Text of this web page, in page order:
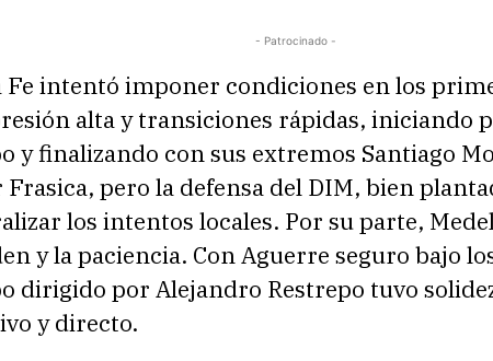
- Patrocinado -
Fe intentó imponer condiciones en los
alta y transiciones rápidas, iniciando
y finalizando con sus extremos Santiago
Frasica, pero la defensa del DIM, bien
los intentos locales. Por su parte,
y la paciencia. Con Aguerre seguro bajo
dirigido por Alejandro Restrepo tuvo
y directo.